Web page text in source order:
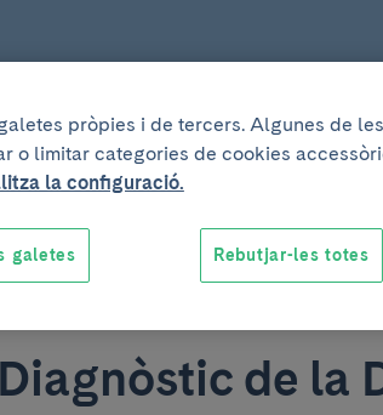
Un
Diagnòstic de la
pròpies i de tercers. Algunes de
o limitar categories de cookies
la configuració.
Rebutjar-les totes
galetes